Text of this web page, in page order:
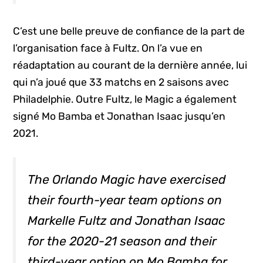
C’est une belle preuve de confiance de la part de
l’organisation face à Fultz. On l’a vue en
réadaptation au courant de la dernière année, lui
qui n’a joué que 33 matchs en 2 saisons avec
Philadelphie. Outre Fultz, le Magic a également
signé Mo Bamba et Jonathan Isaac jusqu’en
2021.
The Orlando Magic have exercised
their fourth-year team options on
Markelle Fultz and Jonathan Isaac
for the 2020-21 season and their